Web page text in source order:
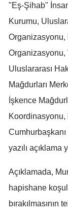
"Eş-Şihab"
Kurumu,
Organizasyonu,
Organizasyonu,
Uluslararası
Mağdurları
İşkence
Koordinasyonu,
yazılı açıklama
Açıklamada,
hapishane
bırakılmasının